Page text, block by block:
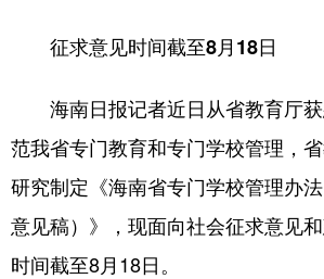
征求意见时间截至8月18日
海南日报记者近日从省教育厅获
范我省专门教育和专门学校管理，
研究制定《海南省专门学校管理办
意见稿）》，现面向社会征求意见
时间截至8月18日。